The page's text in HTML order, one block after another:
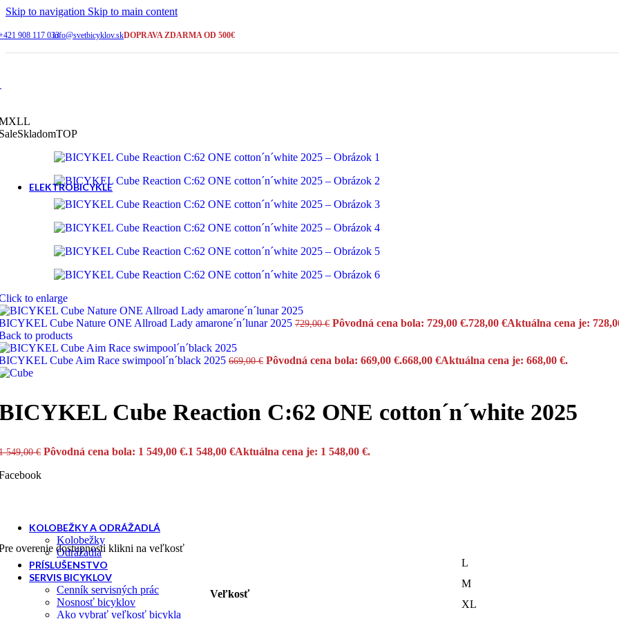
Skip to navigation Skip to main content
908 117 033info@svetbicyklov.skDOPRAVA ZDARMA OD 500€
ŠIROKÝ VÝBER
Galanta
SERVIS A PORADENSTVO
+421 908 117 033
ELEKTROBICYKLE
Cross a trekking
Horské - celoodpružené
Horské - MTB
Trojkolka
KOLOBEŽKY A ODRÁŽADLÁ
Kolobežky
Odrážadla
PRÍSLUŠENSTVO
SERVIS BICYKLOV
Cenník servisných prác
Nosnosť bicyklov
Ako vybrať veľkosť bicykla
XLL
SkladomTOP
to enlarge
Cube Nature ONE Allroad Lady amarone´n´lunar 2025 729,00€ Pôvodná cena bola: 729,00 €.728,00 €Aktuálna cena je:
to products
Cube Aim Race swimpool´n´black 2025 669,00€ Pôvodná cena bola: 669,00 €.668,00 €Aktuálna cena je: 668,00 €.
Cube Reaction C:62 ONE cotton´n´white 2025
549,00€ Pôvodná cena bola: 1 549,00 €.1 548,00 €Aktuálna cena je: 1 548,00 €.
overenie dostupnosti klikni na veľkosť
Veľkosť
L
M
XL